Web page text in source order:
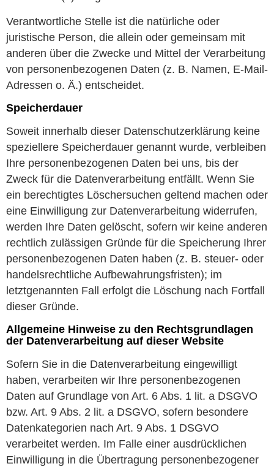
Verantwortliche Stelle ist die natürliche oder
juristische Person, die allein oder gemeinsam mit
anderen über die Zwecke und Mittel der Verarbeitung
von personenbezogenen Daten (z. B. Namen, E-Mail-
Adressen o. Ä.) entscheidet.
Speicherdauer
Soweit innerhalb dieser Datenschutzerklärung keine
speziellere Speicherdauer genannt wurde, verbleiben
Ihre personenbezogenen Daten bei uns, bis der
Zweck für die Datenverarbeitung entfällt. Wenn Sie
ein berechtigtes Löschersuchen geltend machen oder
eine Einwilligung zur Datenverarbeitung widerrufen,
werden Ihre Daten gelöscht, sofern wir keine anderen
rechtlich zulässigen Gründe für die Speicherung Ihrer
personenbezogenen Daten haben (z. B. steuer- oder
handelsrechtliche Aufbewahrungsfristen); im
letztgenannten Fall erfolgt die Löschung nach Fortfall
dieser Gründe.
Allgemeine Hinweise zu den Rechtsgrundlagen
der Datenverarbeitung auf dieser Website
Sofern Sie in die Datenverarbeitung eingewilligt
haben, verarbeiten wir Ihre personenbezogenen
Daten auf Grundlage von Art. 6 Abs. 1 lit. a DSGVO
bzw. Art. 9 Abs. 2 lit. a DSGVO, sofern besondere
Datenkategorien nach Art. 9 Abs. 1 DSGVO
verarbeitet werden. Im Falle einer ausdrücklichen
Einwilligung in die Übertragung personenbezogener